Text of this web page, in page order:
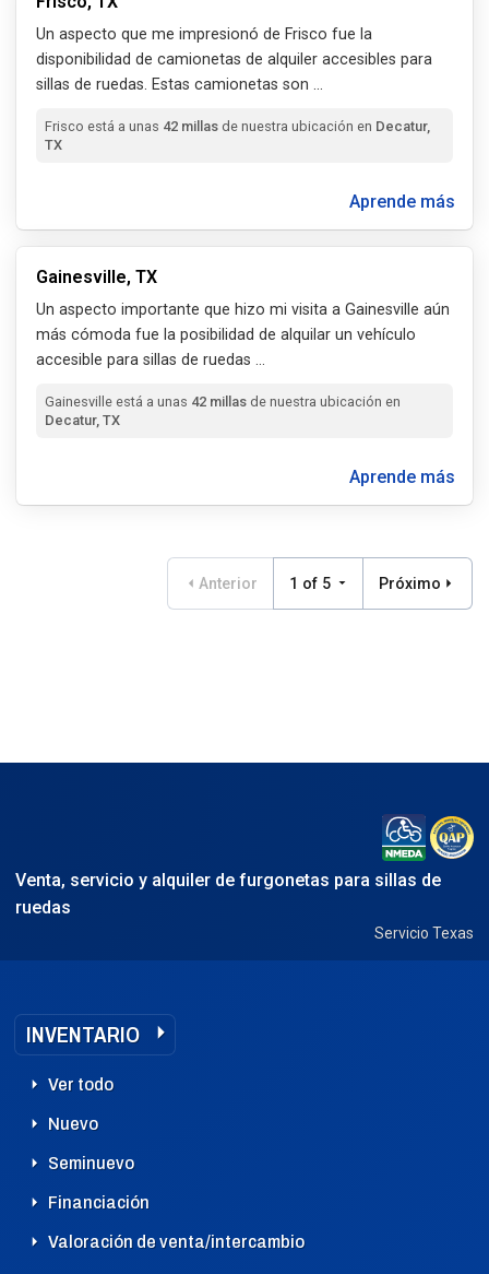
Un aspecto que me impresionó de Frisco fue la
disponibilidad de camionetas de alquiler accesibles para
sillas de ruedas. Estas camionetas son ...
Frisco está a unas 42 millas de nuestra ubicación en Decatur,
TX
Aprende más
Gainesville, TX
Un aspecto importante que hizo mi visita a Gainesville aún
más cómoda fue la posibilidad de alquilar un vehículo
accesible para sillas de ruedas ...
Gainesville está a unas 42 millas de nuestra ubicación en
Decatur, TX
Aprende más
Anterior 1 of 5 Próximo
Venta, servicio y alquiler de furgonetas para sillas de
ruedas
Servicio Texas
INVENTARIO
Ver todo
Nuevo
Seminuevo
Financiación
Valoración de venta/intercambio